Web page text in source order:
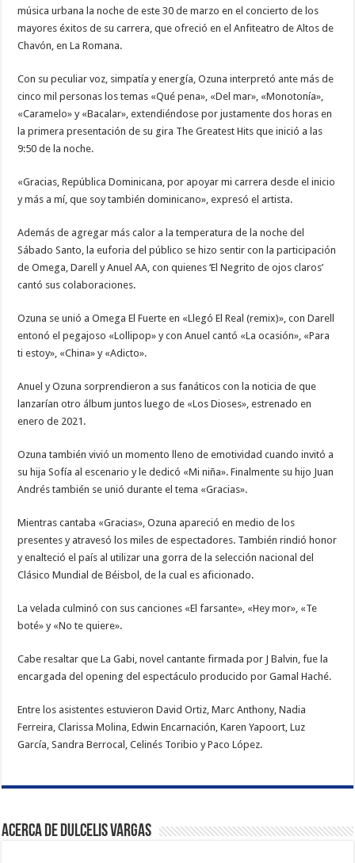
música urbana la noche de este 30 de marzo en el concierto de los
mayores éxitos de su carrera, que ofreció en el Anfiteatro de Altos de
Chavón, en La Romana.
Con su peculiar voz, simpatía y energía, Ozuna interpretó ante más de
cinco mil personas los temas «Qué pena», «Del mar», «Monotonía»,
«Caramelo» y «Bacalar», extendiéndose por justamente dos horas en
la primera presentación de su gira The Greatest Hits que inició a las
9:50 de la noche.
«Gracias, República Dominicana, por apoyar mi carrera desde el inicio
y más a mí, que soy también dominicano», expresó el artista.
Además de agregar más calor a la temperatura de la noche del
Sábado Santo, la euforia del público se hizo sentir con la participación
de Omega, Darell y Anuel AA, con quienes ‘El Negrito de ojos claros’
cantó sus colaboraciones.
Ozuna se unió a Omega El Fuerte en «Llegó El Real (remix)», con Darell
entonó el pegajoso «Lollipop» y con Anuel cantó «La ocasión», «Para
ti estoy», «China» y «Adicto».
Anuel y Ozuna sorprendieron a sus fanáticos con la noticia de que
lanzarían otro álbum juntos luego de «Los Dioses», estrenado en
enero de 2021.
Ozuna también vivió un momento lleno de emotividad cuando invitó a
su hija Sofía al escenario y le dedicó «Mi niña». Finalmente su hijo Juan
Andrés también se unió durante el tema «Gracias».
Mientras cantaba «Gracias», Ozuna apareció en medio de los
presentes y atravesó los miles de espectadores. También rindió honor
y enalteció el país al utilizar una gorra de la selección nacional del
Clásico Mundial de Béisbol, de la cual es aficionado.
La velada culminó con sus canciones «El farsante», «Hey mor», «Te
boté» y «No te quiere».
Cabe resaltar que La Gabi, novel cantante firmada por J Balvin, fue la
encargada del opening del espectáculo producido por Gamal Haché.
Entre los asistentes estuvieron David Ortiz, Marc Anthony, Nadia
Ferreira, Clarissa Molina, Edwin Encarnación, Karen Yapoort, Luz
García, Sandra Berrocal, Celinés Toribio y Paco López.
Acerca de Dulcelis Vargas